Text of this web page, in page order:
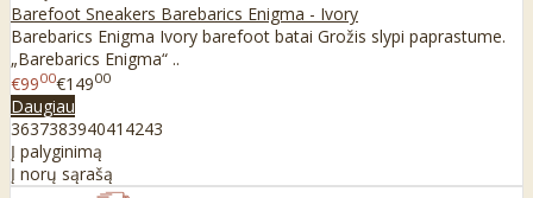
Barefoot Sneakers Barebarics Enigma - Ivory
Barebarics Enigma Ivory barefoot batai Grožis slypi paprastume.
„Barebarics Enigma“ ..
€9900€14900
Daugiau
363738394041 4243
Į palyginimą
Į norų sąrašą